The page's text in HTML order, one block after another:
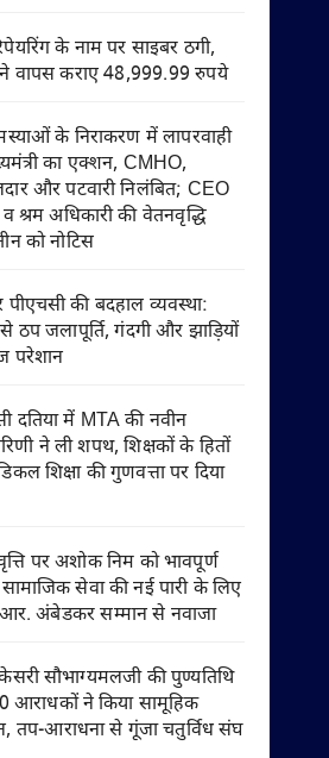
के नाम पर साइबर ठगी,
वापस कराए 48,999.99 रुपये
के निराकरण में लापरवाही
का एक्शन, CMHO,
और पटवारी निलंबित; CEO
श्रम अधिकारी की वेतनवृद्धि
को नोटिस
पीएचसी की बदहाल व्यवस्था:
ठप जलापूर्ति, गंदगी और झाड़ियों
परेशान
दतिया में MTA की नवीन
ने ली शपथ, शिक्षकों के हितों
शिक्षा की गुणवत्ता पर दिया
पर अशोक निम को भावपूर्ण
सामाजिक सेवा की नई पारी के लिए
अंबेडकर सम्मान से नवाजा
सौभाग्यमलजी की पुण्यतिथि
आराधकों ने किया सामूहिक
तप-आराधना से गूंजा चतुर्विध संघ